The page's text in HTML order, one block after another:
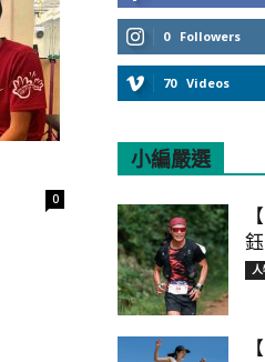
0
0 Followers
70 Videos
小編嚴選